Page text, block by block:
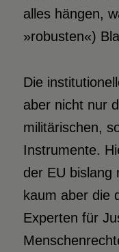
alles hängen,
»robusten«)
Die
aber nicht nur
militärischen,
Instrumente.
der EU bislang
kaum aber die
Experten für